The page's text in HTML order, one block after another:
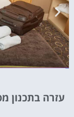
מציאת
עזרה בתכנון